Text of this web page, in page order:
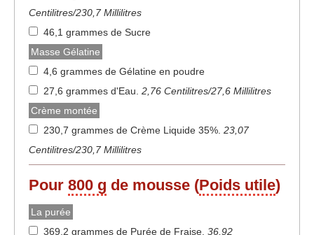
Centilitres/230,7 Millilitres
46,1 grammes de Sucre
Masse Gélatine
4,6 grammes de Gélatine en poudre
27,6 grammes d'Eau. 2,76 Centilitres/27,6 Millilitres
Crème montée
230,7 grammes de Crème Liquide 35%. 23,07
Centilitres/230,7 Millilitres
Pour 800 g de mousse (Poids utile)
La purée
369,2 grammes de Purée de Fraise. 36,92